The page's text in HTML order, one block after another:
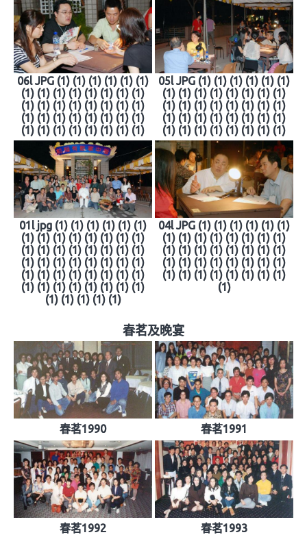
06l JPG (1) (1) (1) (1) (1) (1)
(1) (1) (1) (1) (1) (1) (1) (1)
(1) (1) (1) (1) (1) (1) (1) (1)
(1) (1) (1) (1) (1) (1) (1) (1)
(1) (1) (1) (1) (1) (1) (1) (1)
05l JPG (1) (1) (1) (1) (1) (1)
(1) (1) (1) (1) (1) (1) (1) (1)
(1) (1) (1) (1) (1) (1) (1) (1)
(1) (1) (1) (1) (1) (1) (1) (1)
(1) (1) (1) (1) (1) (1) (1) (1)
01l jpg (1) (1) (1) (1) (1) (1)
(1) (1) (1) (1) (1) (1) (1) (1)
(1) (1) (1) (1) (1) (1) (1) (1)
(1) (1) (1) (1) (1) (1) (1) (1)
(1) (1) (1) (1) (1) (1) (1) (1)
(1) (1) (1) (1) (1) (1) (1) (1)
(1) (1) (1) (1) (1)
04l JPG (1) (1) (1) (1) (1) (1)
(1) (1) (1) (1) (1) (1) (1) (1)
(1) (1) (1) (1) (1) (1) (1) (1)
(1) (1) (1) (1) (1) (1) (1) (1)
(1) (1) (1) (1) (1) (1) (1) (1)
(1)
春茗及晚宴
春茗1990 春茗1991
春茗1992 春茗1993